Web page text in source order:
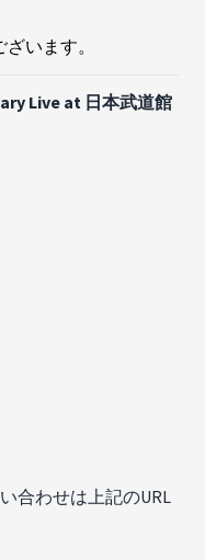
います。
Live at 日本武道館
合わせは上記のURL